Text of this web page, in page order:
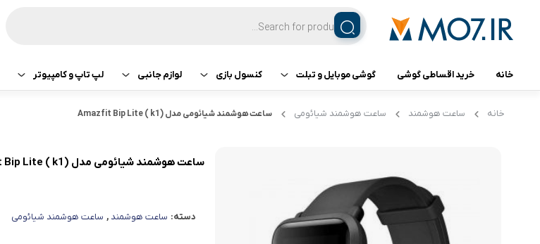
خانه خرید اقساطی گوشی گوشی موبایل و تبلت
تبلت تبلت اپل
تبلت هوآوی
گوشی سامسونگ
گوشی شیائومی
کنسول بازی
کنسول بازی سونی
لوازم جانبی
هدفون و هندزفری
لپ تاپ و کامپیوتر
پرینتر
قطعات کامپیوتر
خانه ساعت هوشمند ساعت هوشمند شیائومی ساعت هوشمند شیائومی مدل (k1 ) Amazfit Bip Lite
ساعت هوشمند شیائومی مدل (k1 ) Amazfit Bip Lite
دسته: ساعت هوشمند , ساعت هوشمند شیائومی